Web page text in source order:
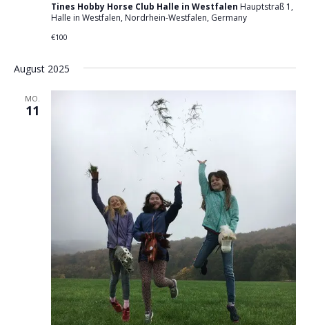
Tines Hobby Horse Club Halle in Westfalen Hauptstraß 1,
Halle in Westfalen, Nordrhein-Westfalen, Germany
€100
August 2025
MO.
11